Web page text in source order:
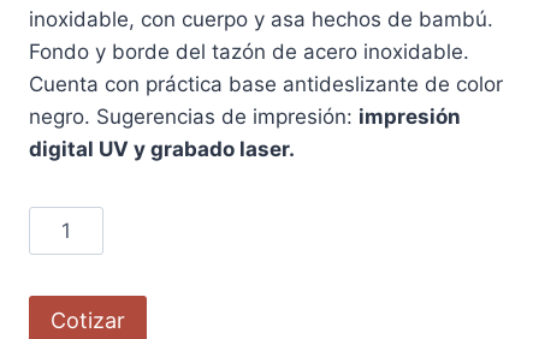
inoxidable, con cuerpo y asa hechos de bambú.
Fondo y borde del tazón de acero inoxidable.
Cuenta con práctica base antideslizante de color
negro. Sugerencias de impresión: impresión
digital UV y grabado laser.
Cotizar